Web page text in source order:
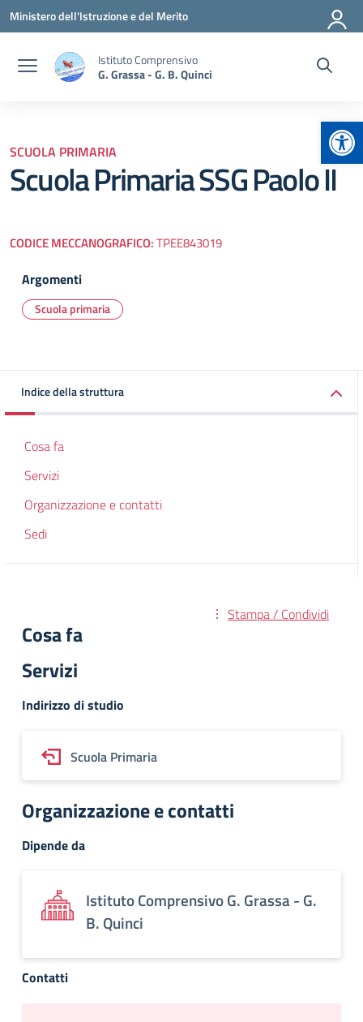
Vai ai contenuti
Vai al menu di navigazione
Vai al footer
Ministero dell'Istruzione e del Merito
Istituto Comprensivo
G. Grassa - G. B. Quinci
SCUOLA PRIMARIA
Scuola Primaria SSG Paolo II
CODICE MECCANOGRAFICO:TPEE843019
Argomenti
Scuola primaria
Indice della struttura
Cosa fa
Servizi
Organizzazione e contatti
Sedi
Stampa / Condividi
Cosa fa
Servizi
Indirizzo di studio
Scuola Primaria
Organizzazione e contatti
Dipende da
Istituto Comprensivo G. Grassa - G.
B. Quinci
Contatti